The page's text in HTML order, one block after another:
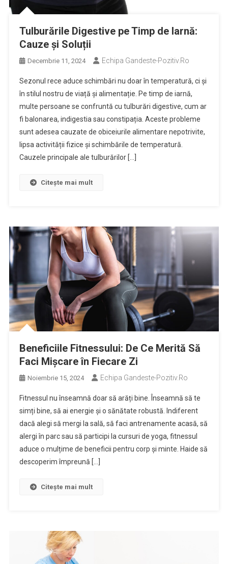
Tulburările Digestive pe Timp de Iarnă:
Cauze și Soluții
Decembrie 11, 2024 Echipa Gandeste-Pozitiv.ro
Sezonul rece aduce schimbări nu doar în temperatură, ci și
în stilul nostru de viață și alimentație. Pe timp de iarnă,
multe persoane se confruntă cu tulburări digestive, cum ar
fi balonarea, indigestia sau constipația. Aceste probleme
sunt adesea cauzate de obiceiurile alimentare nepotrivite,
lipsa activității fizice și schimbările de temperatură.
Cauzele principale ale tulburărilor […]
Citește mai mult
Beneficiile Fitnessului: De Ce Merită Să
Faci Mișcare în Fiecare Zi
Noiembrie 15, 2024 Echipa Gandeste-Pozitiv.ro
Fitnessul nu înseamnă doar să arăți bine. Înseamnă să te
simți bine, să ai energie și o sănătate robustă. Indiferent
dacă alegi să mergi la sală, să faci antrenamente acasă, să
alergi în parc sau să participi la cursuri de yoga, fitnessul
aduce o mulțime de beneficii pentru corp și minte. Haide să
descoperim împreună […]
Citește mai mult